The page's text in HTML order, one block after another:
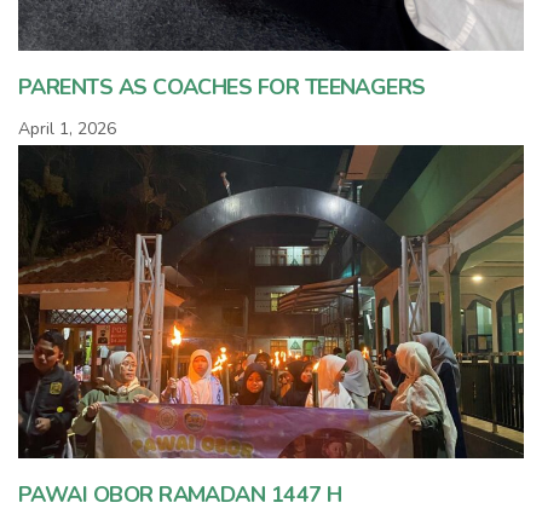
PARENTS AS COACHES FOR TEENAGERS
April 1, 2026
PAWAI OBOR RAMADAN 1447 H